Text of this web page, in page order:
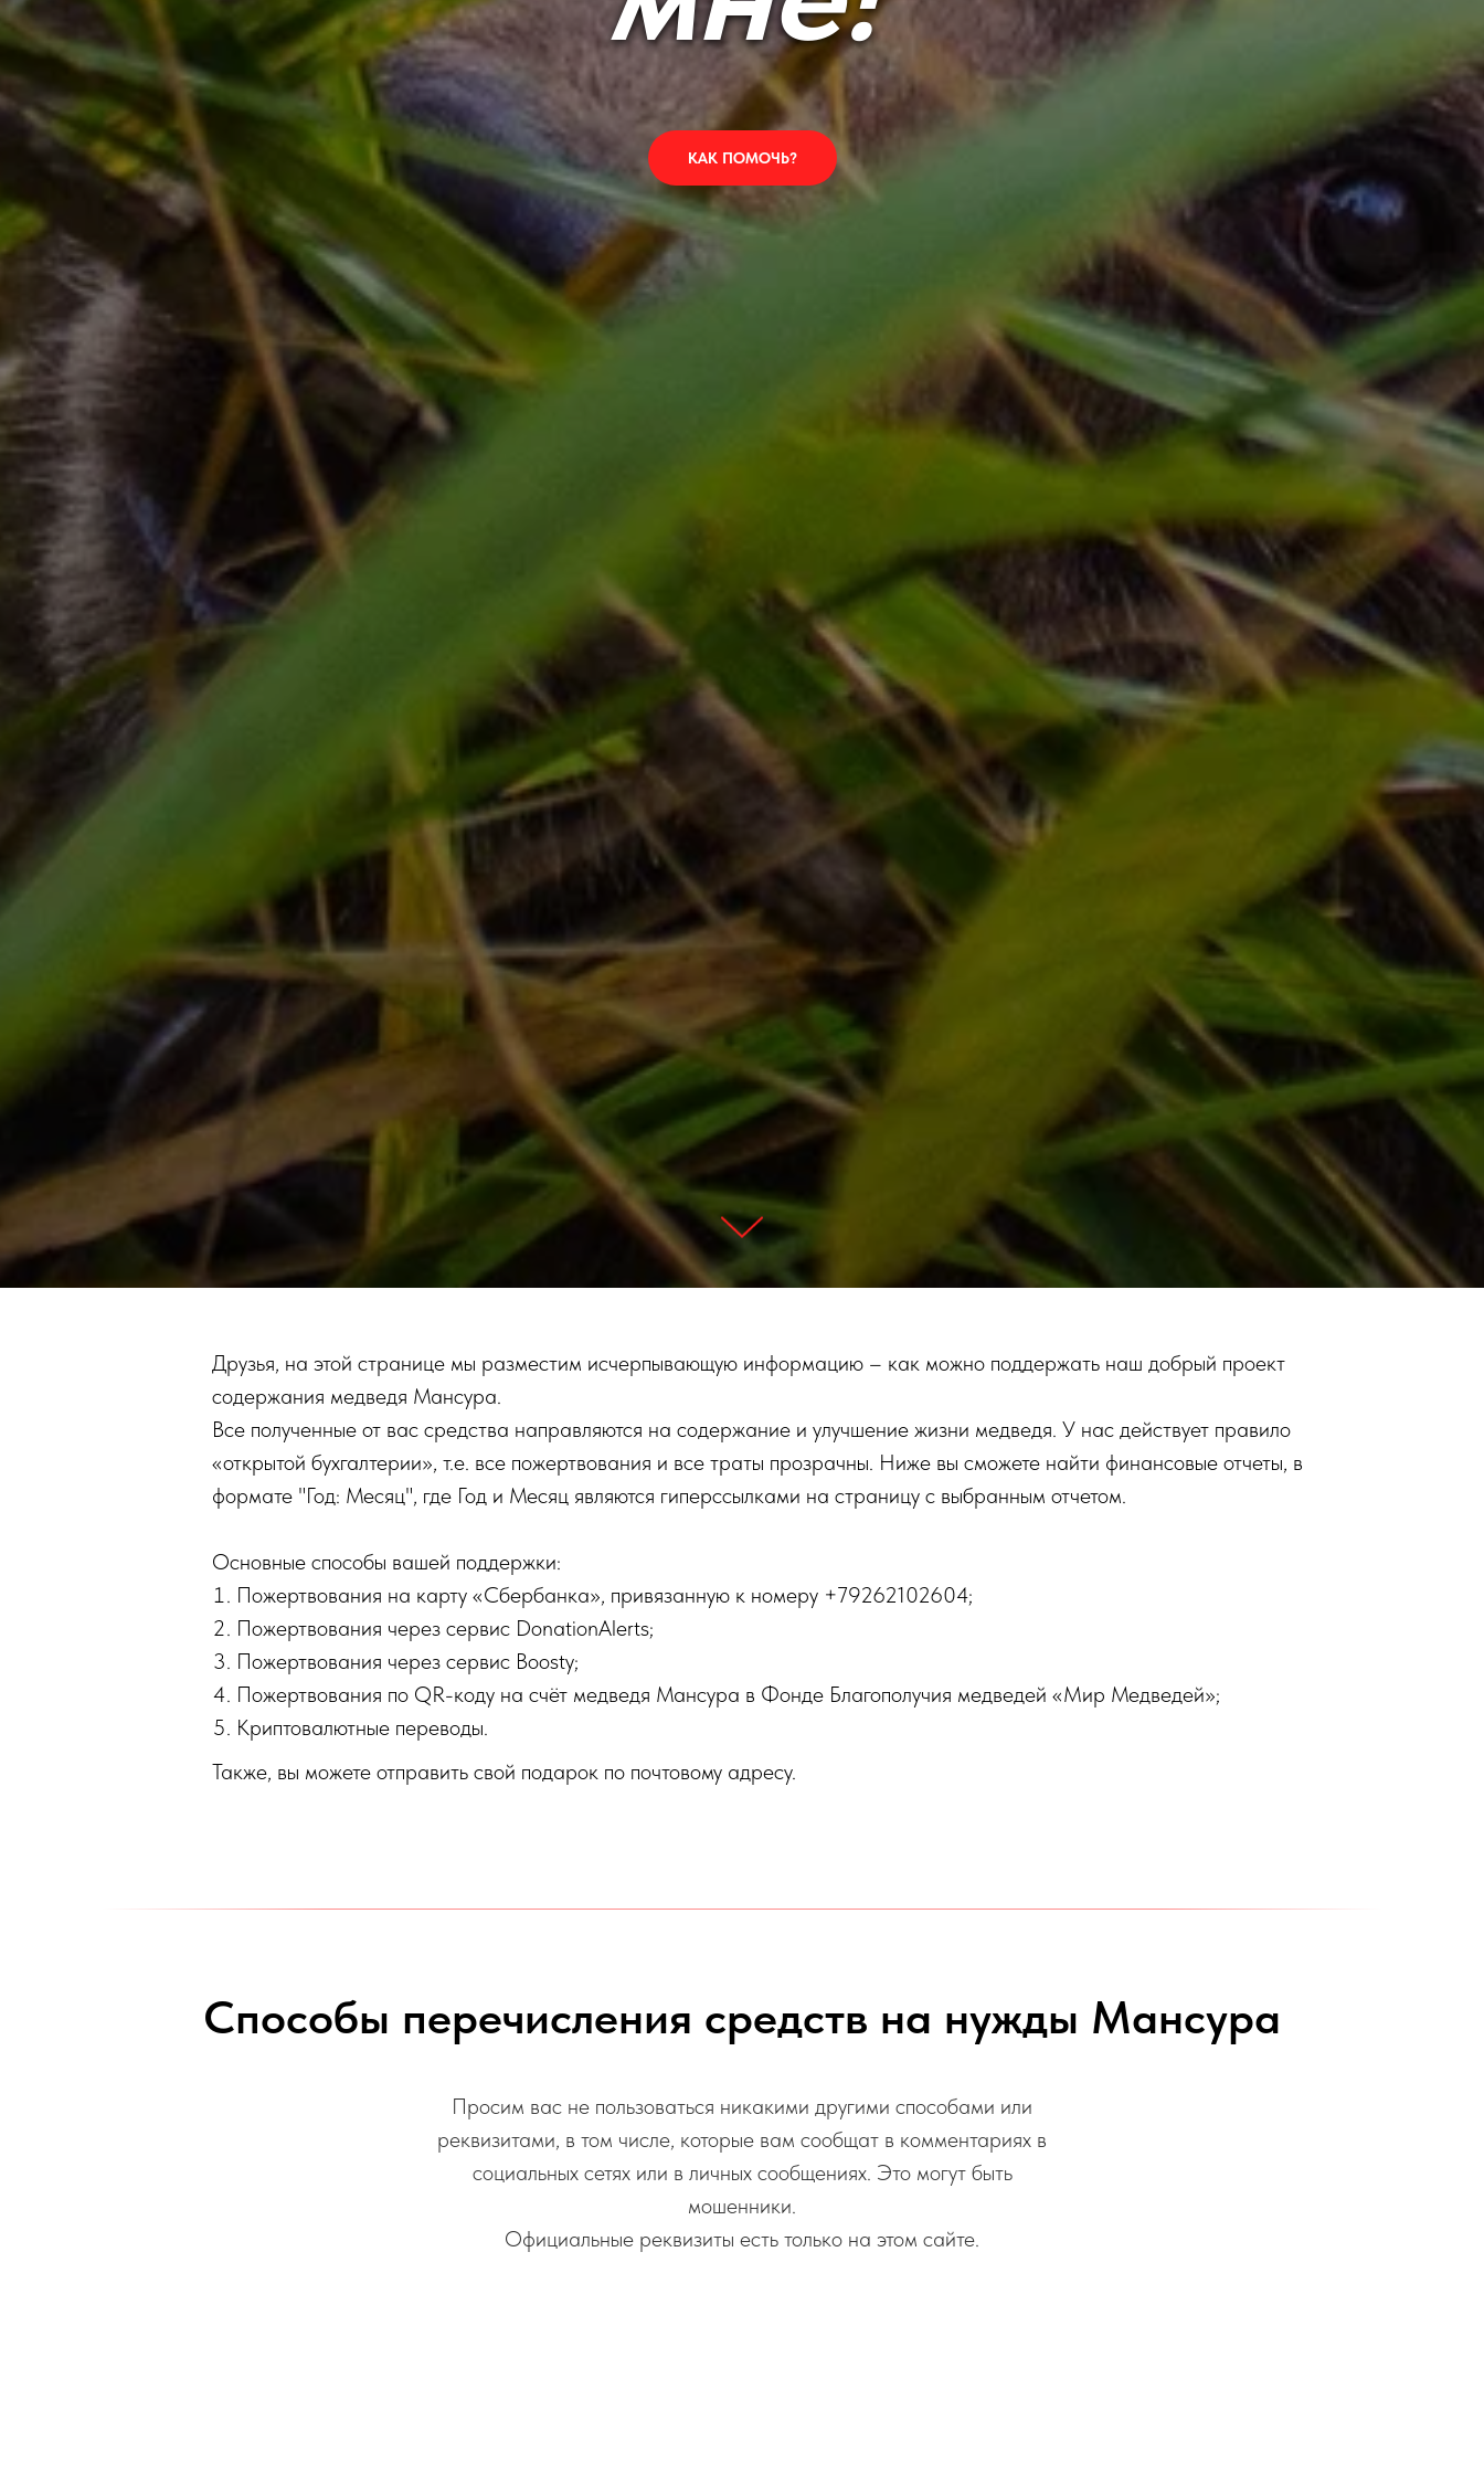
КАК ПОМОЧЬ?
Друзья, на этой странице мы разместим исчерпывающую информацию – как можно поддержать наш добрый проект
содержания медведя Мансура.
Все полученные от вас средства направляются на содержание и улучшение жизни медведя. У нас действует правило
«открытой бухгалтерии», т.е. все пожертвования и все траты прозрачны. Ниже вы сможете найти финансовые отчеты, в
формате "Год: Месяц", где Год и Месяц являются гиперссылками на страницу с выбранным отчетом.
Основные способы вашей поддержки:
Пожертвования на карту «Сбербанка», привязанную к номеру +79262102604;
Пожертвования через сервис DonationAlerts;
Пожертвования через сервис Boosty;
Пожертвования по QR-коду на счёт медведя Мансура в Фонде Благополучия медведей «Мир Медведей»;
Криптовалютные переводы.
Также, вы можете отправить свой подарок по почтовому адресу.
Способы перечисления средств на нужды Мансура
Просим вас не пользоваться никакими другими способами или
реквизитами, в том числе, которые вам сообщат в комментариях в
социальных сетях или в личных сообщениях. Это могут быть
мошенники.
Официальные реквизиты есть только на этом сайте.